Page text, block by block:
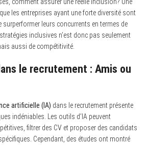
les entreprises ayant une forte diversité sont
surperformer leurs concurrents en termes de
inclusives n’est donc pas seulement
aussi de compétitivité.
le recrutement : Amis ou
artificielle (IA) dans le recrutement présente
indéniables. Les outils d’IA peuvent
filtrer des CV et proposer des candidats
Cependant, des études ont montré